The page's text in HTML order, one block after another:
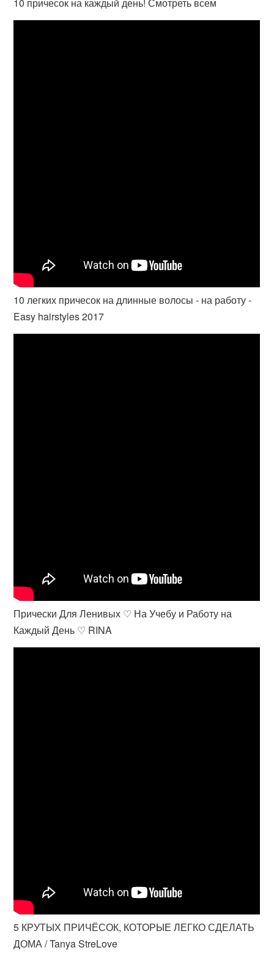
10 легких причесок на длинные волосы - на работу -
Easy hairstyles 2017
Прически Для Ленивых ♡ На Учебу и Работу на
Каждый День ♡ RINA
5 КРУТЫХ ПРИЧЁСОК, КОТОРЫЕ ЛЕГКО СДЕЛАТЬ
ДОМА / Tanya StreLove